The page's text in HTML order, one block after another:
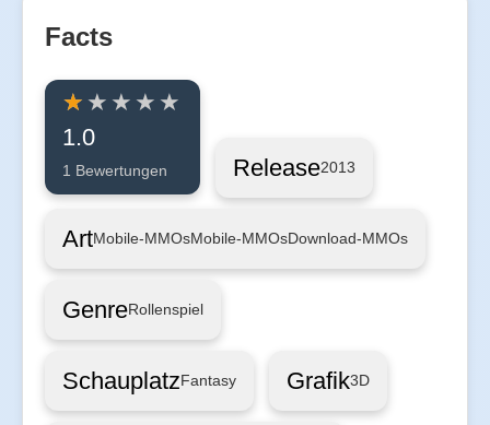
Facts
1.0
1 Bewertungen Release2013
ArtMobile-MMOsMobile-MMOsDownload-MMOs
GenreRollenspiel
SchauplatzFantasy Grafik3D